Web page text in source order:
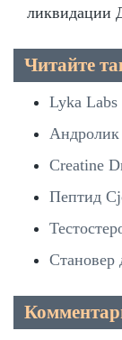
ликвидации
Читайте
Lyka
Андролик
Creatine
Пептид
Становер